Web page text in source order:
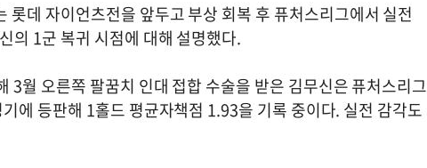
데 자이언츠전을 앞두고 부상 회복 후 퓨처스리그에서 실전
의 1군 복귀 시점에 대해 설명했다.
3월 오른쪽 팔꿈치 인대 접합 수술을 받은 김무신은 퓨처스리그
에 등판해 1홀드 평균자책점 1.93을 기록 중이다. 실전 감각도